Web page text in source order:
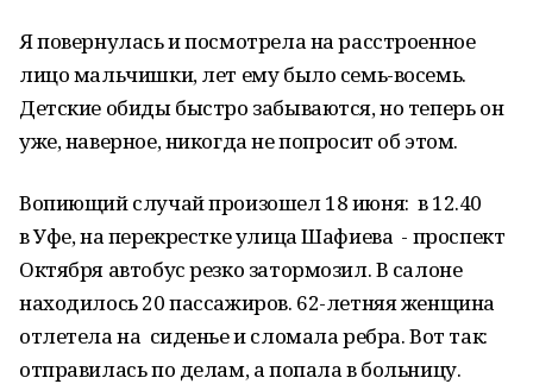
Я повернулась и посмотрела на расстроенное
лицо мальчишки, лет ему было семь-восемь.
Детские обиды быстро забываются, но теперь он
уже, наверное, никогда не попросит об этом.
Вопиющий случай произошел 18 июня: в 12.40
в Уфе, на перекрестке улица Шафиева - проспект
Октября автобус резко затормозил. В салоне
находилось 20 пассажиров. 62-летняя женщина
отлетела на сиденье и сломала ребра. Вот так:
отправилась по делам, а попала в больницу.